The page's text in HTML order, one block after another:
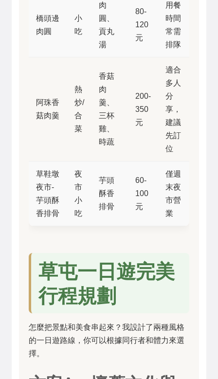
橋頭邊
肉圓
小
吃
肉
圓、
貢丸
湯
80-
120
元
用餐
時間
常需
排隊
阿珠香
菇肉羹
熱
炒/
合
菜
香菇
肉
羹、
三杯
雞、
時蔬
200-
350
元
適合
多人
分
享，
建議
先訂
位
草鞋墩
夜市-
芋頭酥
香排骨
夜
市
小
吃
芋頭
酥香
排骨
60-
100
元
僅週
末夜
市營
業
草屯一日遊完美
行程規劃
怎麼把景點和美食串起來？我設計了兩種風格
的一日遊路線，你可以根據同行者和體力來選
擇。